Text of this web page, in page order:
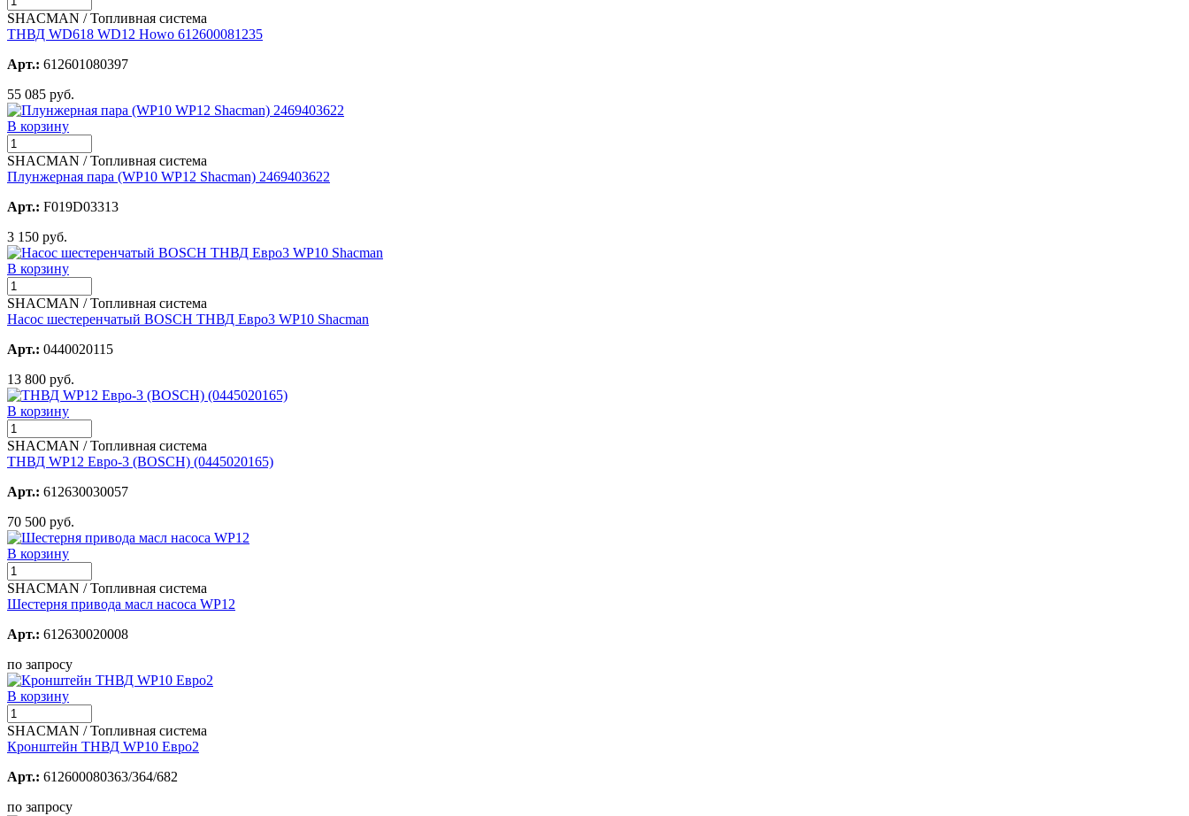
SHACMAN / Топливная система
ТНВД WD618 WD12 Howo 612600081235
Арт.: 612601080397
55 085 руб.
В корзину
SHACMAN / Топливная система
Плунжерная пара (WP10 WP12 Shacman) 2469403622
Арт.: F019D03313
3 150 руб.
В корзину
SHACMAN / Топливная система
Насос шестеренчатый BOSCH ТНВД Евро3 WP10 Shacman
Арт.: 0440020115
13 800 руб.
В корзину
SHACMAN / Топливная система
ТНВД WP12 Евро-3 (BOSCH) (0445020165)
Арт.: 612630030057
70 500 руб.
В корзину
SHACMAN / Топливная система
Шестерня привода масл насоса WP12
Арт.: 612630020008
по запросу
В корзину
SHACMAN / Топливная система
Кронштейн ТНВД WP10 Евро2
Арт.: 612600080363/364/682
по запросу